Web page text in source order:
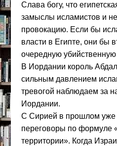
Слава богу, что
замыслы исламистов и
провокацию. Если бы
власти в Египте, они бы
очередную убийственную
В Иордании король
сильным давлением
тревогой наблюдаем за
Иордании.
С Сирией в прошлом уже
переговоры по формуле
территории». Когда